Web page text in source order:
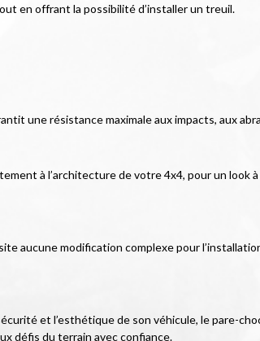
en offrant la possibilité d’installer un treuil.
une résistance maximale aux impacts, aux
à l’architecture de votre 4x4, pour un look
aucune modification complexe pour
et l’esthétique de son véhicule, le pare-
défis du terrain avec confiance.